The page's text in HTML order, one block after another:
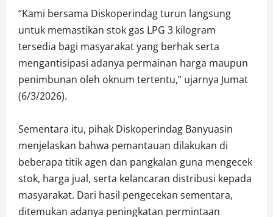
‎“Kami bersama Diskoperindag turun langsung
untuk memastikan stok gas LPG 3 kilogram
tersedia bagi masyarakat yang berhak serta
mengantisipasi adanya permainan harga maupun
penimbunan oleh oknum tertentu,” ujarnya Jumat
(6/3/2026).
‎Sementara itu, pihak Diskoperindag Banyuasin
menjelaskan bahwa pemantauan dilakukan di
beberapa titik agen dan pangkalan guna mengecek
stok, harga jual, serta kelancaran distribusi kepada
masyarakat. Dari hasil pengecekan sementara,
ditemukan adanya peningkatan permintaan